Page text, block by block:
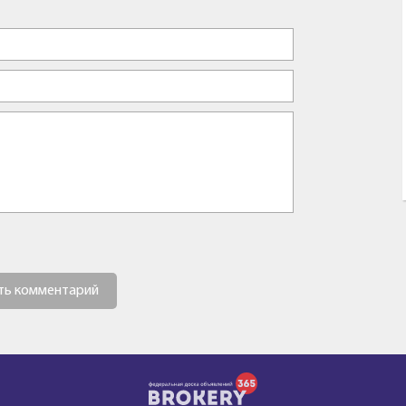
комментарий